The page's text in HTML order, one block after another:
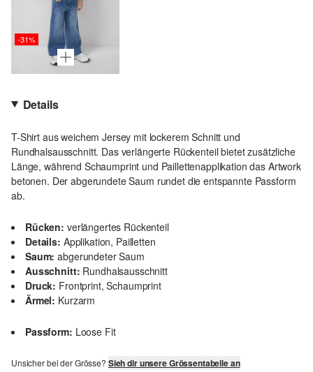
-31%
Details
T-Shirt aus weichem Jersey mit lockerem Schnitt und
Rundhalsausschnitt. Das verlängerte Rückenteil bietet zusätzliche
Länge, während Schaumprint und Paillettenapplikation das Artwork
betonen. Der abgerundete Saum rundet die entspannte Passform
ab.
Rücken: verlängertes Rückenteil
Details: Applikation, Pailletten
Saum: abgerundeter Saum
Ausschnitt: Rundhalsausschnitt
Druck: Frontprint, Schaumprint
Ärmel: Kurzarm
Passform: Loose Fit
Unsicher bei der Grösse? Sieh dir unsere Grössentabelle an